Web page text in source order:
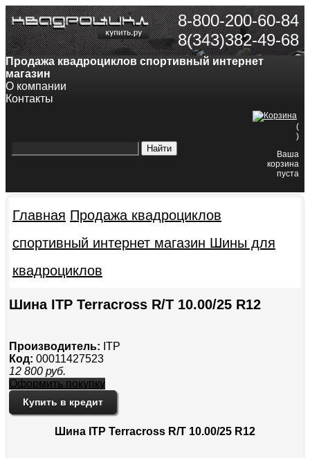
8-800-200-60-84
8(343)382-49-68
Продажа квадроциклов спортивный интернет
магазин
О компании
Контакты
(
)
Ваша
корзина
пуста
Главная Продажа квадроциклов
спортивный интернет магазин Шины для
квадроциклов
Шина ITP Terracross R/T 10.00/25 R12
Производитель: ITP
Код: 00011427523
12 800 руб.
Оформить покупку
Купить в кредит
Шина ITP Terracross R/T 10.00/25 R12